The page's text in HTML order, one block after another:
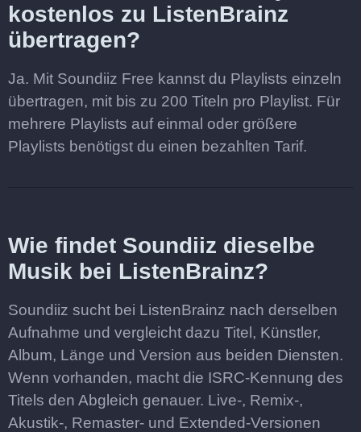
kostenlos zu ListenBrainz
übertragen?
Ja. Mit Soundiiz Free kannst du Playlists einzeln
übertragen, mit bis zu 200 Titeln pro Playlist. Für
mehrere Playlists auf einmal oder größere
Playlists benötigst du einen bezahlten Tarif.
Wie findet Soundiiz dieselbe
Musik bei ListenBrainz?
Soundiiz sucht bei ListenBrainz nach derselben
Aufnahme und vergleicht dazu Titel, Künstler,
Album, Länge und Version aus beiden Diensten.
Wenn vorhanden, macht die ISRC-Kennung des
Titels den Abgleich genauer. Live-, Remix-,
Akustik-, Remaster- und Extended-Versionen